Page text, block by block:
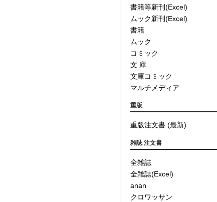
書籍等新刊(Excel)
ムック新刊(Excel)
書籍
ムック
コミック
文 庫
文庫コミック
マルチメディア
重版
重版注文書 (最新)
雑誌 注文書
全雑誌
全雑誌(Excel)
anan
クロワッサン